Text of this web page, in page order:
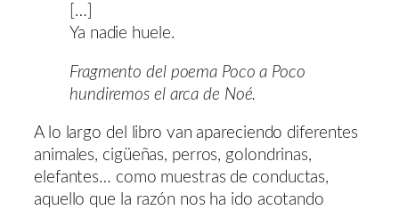
[…]
Ya nadie huele.
Fragmento del poema Poco a Poco
hundiremos el arca de Noé.
A lo largo del libro van apareciendo diferentes
animales, cigüeñas, perros, golondrinas,
elefantes… como muestras de conductas,
aquello que la razón nos ha ido acotando